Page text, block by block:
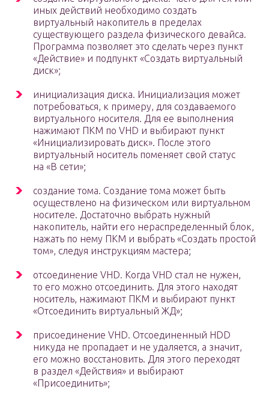
иных действий необходимо создать
виртуальный накопитель в пределах
существующего раздела физического девайса.
Программа позволяет это сделать через пункт
«Действие» и подпункт «Создать виртуальный
диск»;
инициализация диска. Инициализация может
потребоваться, к примеру, для создаваемого
виртуального носителя. Для ее выполнения
нажимают ПКМ по VHD и выбирают пункт
«Инициализировать диск». После этого
виртуальный носитель поменяет свой статус
на «В сети»;
создание тома. Создание тома может быть
осуществлено на физическом или виртуальном
носителе. Достаточно выбрать нужный
накопитель, найти его нераспределенный блок,
нажать по нему ПКМ и выбрать «Создать простой
том», следуя инструкциям мастера;
отсоединение VHD. Когда VHD стал не нужен,
то его можно отсоединить. Для этого находят
носитель, нажимают ПКМ и выбирают пункт
«Отсоединить виртуальный ЖД»;
присоединение VHD. Отсоединенный HDD
никуда не пропадает и не удаляется, а значит,
его можно восстановить. Для этого переходят
в раздел «Действия» и выбирают
«Присоединить»;